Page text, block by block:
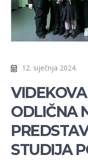
12. siječnja 2024.
ODLIČNA
STUDIJA